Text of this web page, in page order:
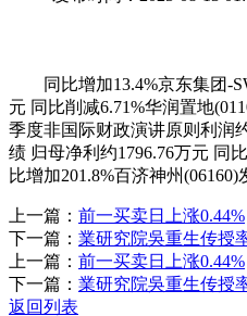
同比增加13.4%京东集团-
元 同比削减6.71%华润置地
季度非国际财政演讲原则利润
绩 归母净利约1796.76万元 同
比增加201.8%百济神州(06160)
上一篇： 前一买卖日上涨0.44%
下一篇： 業研究院吳重生传授
上一篇： 前一买卖日上涨0.44%
下一篇： 業研究院吳重生传授
返回列表